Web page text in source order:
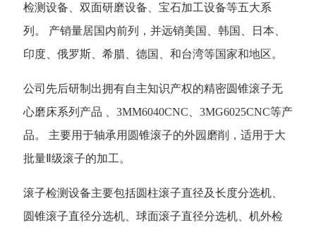
检测设备
双面研磨设备
宝石加工设备等五大系
列。 产销量居国内前列，并远销美国、韩国、日本、
印度、俄罗斯、希腊、德国、和台湾等国家和地区。
公司先后研制出拥有自主知识产权的精密圆锥滚子无
心磨床系列产品 、3MM6040CNC、3MG6025CNC等产
品。 主要用于轴承用圆锥滚子的外园磨削，适用于大
批量Ⅱ级滚子的加工 。
滚子检测设备主要包括圆柱滚子直径及长度分选机、
圆锥滚子直径分选机、球面滚子直径分选机、机外检